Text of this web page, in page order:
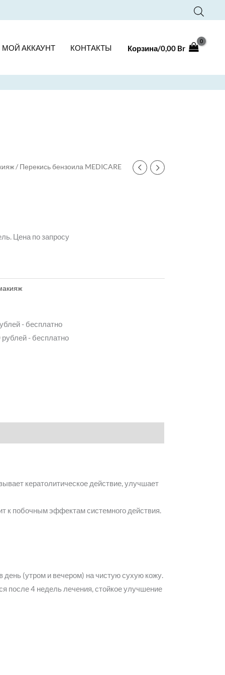
МОЙ АККАУНТ КОНТАКТЫ Корзина/0,00 Br
/ Перекись бензоила MEDICARE
Цена по запросу
- бесплатно
- бесплатно
кератолитическое действие, улучшает
к побочным эффектам системного действия.
день (утром и вечером) на чистую сухую кожу.
после 4 недель лечения, стойкое улучшение